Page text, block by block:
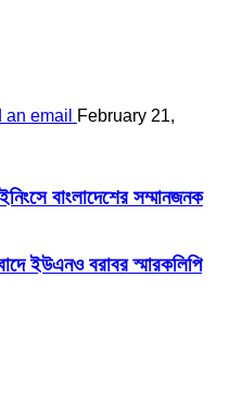
an email
February 21,
বাংলাদেশের সম্মানজনক
ইউএনও বরাবর স্মারকলিপি